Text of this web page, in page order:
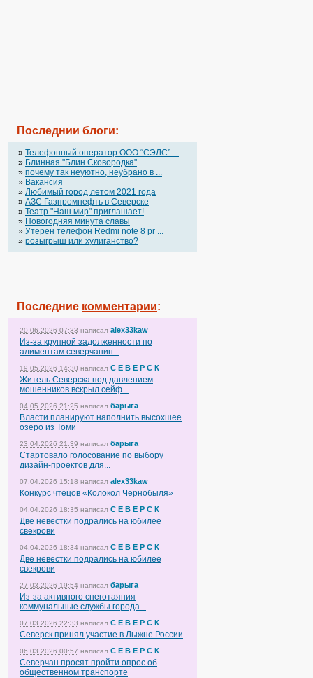
Последнии блоги:
» Телефонный оператор OOO “СЭЛС” ...
» Блинная "Блин.Сковородка"
» почему так неуютно, неубрано в ...
» Вакансия
» Любимый город летом 2021 года
» АЗС Газпромнефть в Северске
» Театр "Наш мир" приглашает!
» Новогодняя минута славы
» Утерен телефон Redmi note 8 pr ...
» розыгрыш или хулиганство?
Последние комментарии:
20.06.2026 07:33 написал alex33kaw
Из-за крупной задолженности по
алиментам северчанин...
19.05.2026 14:30 написал С Е В Е Р С К
Житель Северска под давлением
мошенников вскрыл сейф...
04.05.2026 21:25 написал барыга
Власти планируют наполнить высохшее
озеро из Томи
23.04.2026 21:39 написал барыга
Стартовало голосование по выбору
дизайн-проектов для...
07.04.2026 15:18 написал alex33kaw
Конкурс чтецов «Колокол Чернобыля»
04.04.2026 18:35 написал С Е В Е Р С К
Две невестки подрались на юбилее
свекрови
04.04.2026 18:34 написал С Е В Е Р С К
Две невестки подрались на юбилее
свекрови
27.03.2026 19:54 написал барыга
Из-за активного снеготаяния
коммунальные службы города...
07.03.2026 22:33 написал С Е В Е Р С К
Северск принял участие в Лыжне России
06.03.2026 00:57 написал С Е В Е Р С К
Северчан просят пройти опрос об
общественном транспорте